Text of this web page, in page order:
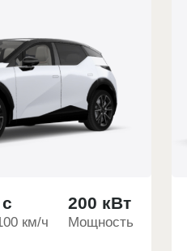
км/ч
200 кВт
Мощность